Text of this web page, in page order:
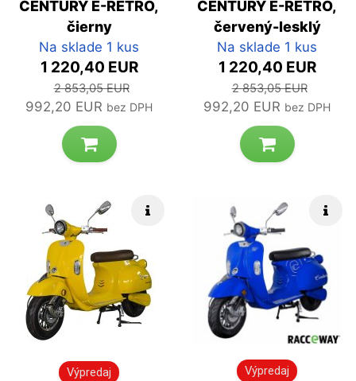
CENTÚRY E-RETRO,
čierny
Na sklade 1 kus
1 220,40 EUR
2 853,05 EUR
992,20 EUR bez DPH
CENTÚRY E-RETRO,
červený-lesklý
Na sklade 1 kus
1 220,40 EUR
2 853,05 EUR
992,20 EUR bez DPH
Výpredaj
Výpredaj